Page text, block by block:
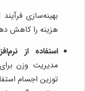
بهینه‌سازی
هزینه را کاهش
استفاده از
مدیریت وزن
توزین اجسام